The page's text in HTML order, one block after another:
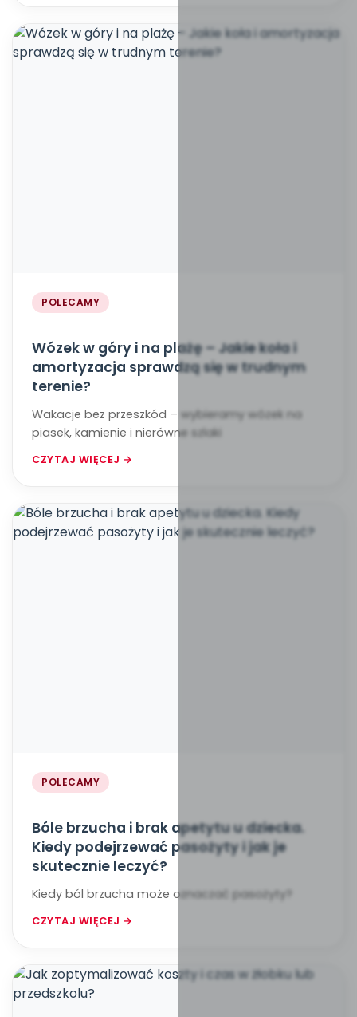
POLECAMY
Wózek w góry i na plażę – Jakie koła i
amortyzacja sprawdzą się w trudnym
terenie?
Wakacje bez przeszkód – wybieramy wózek na
piasek, kamienie i nierówne szlaki
CZYTAJ WIĘCEJ →
POLECAMY
Bóle brzucha i brak apetytu u dziecka.
Kiedy podejrzewać pasożyty i jak je
skutecznie leczyć?
Kiedy ból brzucha może oznaczać pasożyty?
CZYTAJ WIĘCEJ →